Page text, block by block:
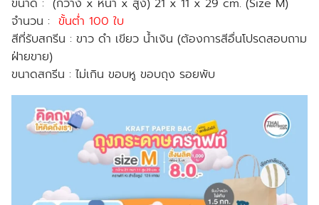
ขนาด : (กว้าง x หนา x สูง) 21 x 11 x 29 cm. (Size M)
จำนวน : ขั้นต่ำ 100 ใบ
สีที่รับสกรีน : ขาว ดำ เขียว น้ำเงิน (ต้องการสีอื่นโปรดสอบถาม
ฝ่ายขาย)
ขนาดสกรีน : ไม่เกิน ขอบหู ขอบถุง รอยพับ